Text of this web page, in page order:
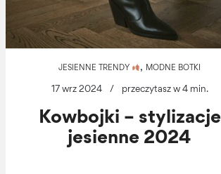
JESIENNE TRENDY , MODNE BOTKI
17 wrz 2024 / przeczytasz w 4 min.
Kowbojki – stylizacje
jesienne 2024